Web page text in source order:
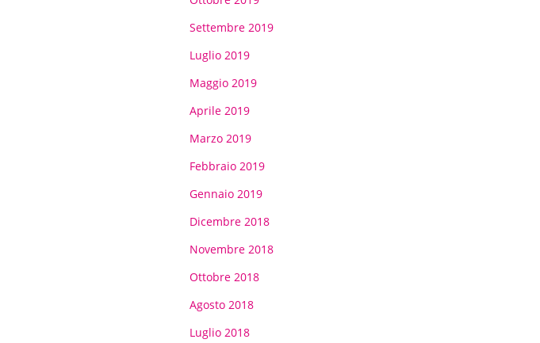
Settembre 2019
Luglio 2019
Maggio 2019
Aprile 2019
Marzo 2019
Febbraio 2019
Gennaio 2019
Dicembre 2018
Novembre 2018
Ottobre 2018
Agosto 2018
Luglio 2018